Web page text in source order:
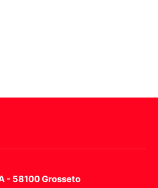
- 58100 Grosseto